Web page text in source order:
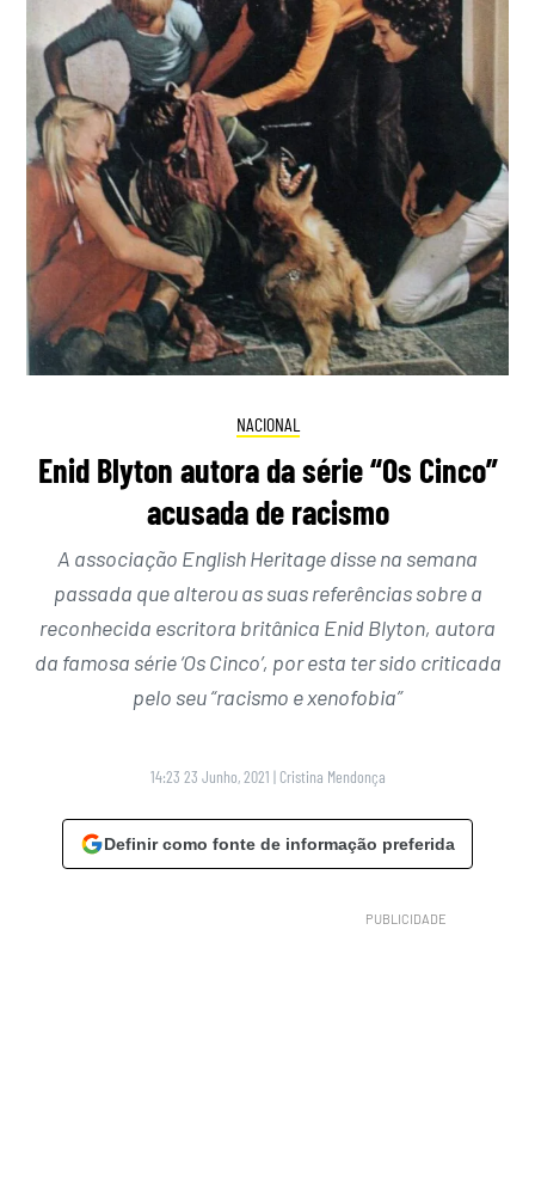
NACIONAL
Enid Blyton autora da série “Os Cinco”
acusada de racismo
A associação English Heritage disse na semana
passada que alterou as suas referências sobre a
reconhecida escritora britânica Enid Blyton, autora
da famosa série ‘Os Cinco’, por esta ter sido criticada
pelo seu “racismo e xenofobia”
14:23 23 Junho, 2021 | Cristina Mendonça
Definir como fonte de informação preferida